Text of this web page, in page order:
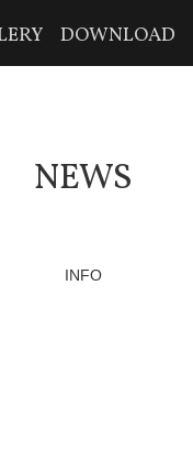
DOWNLOAD
NEWS
INFO